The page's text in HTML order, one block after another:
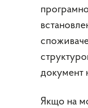
документ
Якщо на